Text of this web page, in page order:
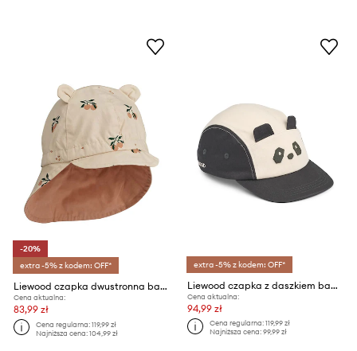
-20%
extra -5% z kodem: OFF*
Liewood czapka dwustronna bawełniana dziecięca
Cena aktualna:
83,99 zł
Cena regularna:119,99 zł
Najniższa cena:104,99 zł
extra -5% z kodem: OFF*
Liewood czapka z daszkiem bawełniana dziecięca Rory Panda Cap
Cena aktualna:
94,99 zł
Cena regularna:119,99 zł
Najniższa cena:99,99 zł